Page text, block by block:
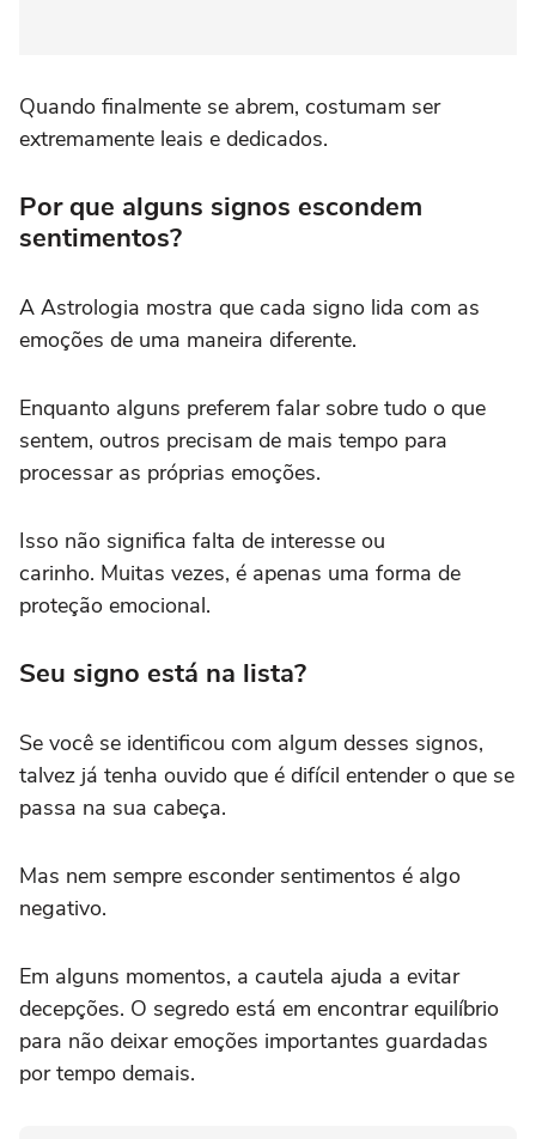
Quando finalmente se abrem, costumam ser
extremamente leais e dedicados.
Por que alguns signos escondem
sentimentos?
A Astrologia mostra que cada signo lida com as
emoções de uma maneira diferente.
Enquanto alguns preferem falar sobre tudo o que
sentem, outros precisam de mais tempo para
processar as próprias emoções.
Isso não significa falta de interesse ou
carinho. Muitas vezes, é apenas uma forma de
proteção emocional.
Seu signo está na lista?
Se você se identificou com algum desses signos,
talvez já tenha ouvido que é difícil entender o que se
passa na sua cabeça.
Mas nem sempre esconder sentimentos é algo
negativo.
Em alguns momentos, a cautela ajuda a evitar
decepções. O segredo está em encontrar equilíbrio
para não deixar emoções importantes guardadas
por tempo demais.